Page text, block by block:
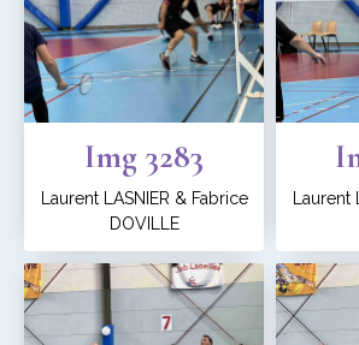
Img 3283
Laurent LASNIER & Fabrice
DOVILLE